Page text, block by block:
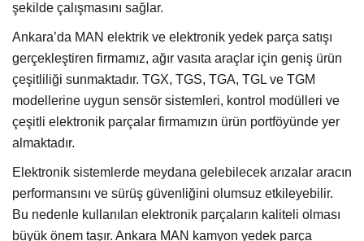
şekilde çalışmasını sağlar.
Ankara’da MAN elektrik ve elektronik yedek parça satışı
gerçekleştiren firmamız, ağır vasıta araçlar için geniş ürün
çeşitliliği sunmaktadır. TGX, TGS, TGA, TGL ve TGM
modellerine uygun sensör sistemleri, kontrol modülleri ve
çeşitli elektronik parçalar firmamızın ürün portföyünde yer
almaktadır.
Elektronik sistemlerde meydana gelebilecek arızalar aracın
performansını ve sürüş güvenliğini olumsuz etkileyebilir.
Bu nedenle kullanılan elektronik parçaların kaliteli olması
büyük önem taşır. Ankara MAN kamyon yedek parça